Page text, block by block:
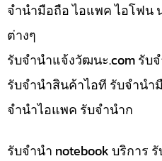
จำนำมือถือ ไอแพค ไอโฟน
ต่างๆ
รับจํานําแจ้งวัฒนะ.com รับ
รับจำนำสินค้าไอที รับจำน
จำนำไอแพค รับจำนำก
รับจำนำ notebook บริการ